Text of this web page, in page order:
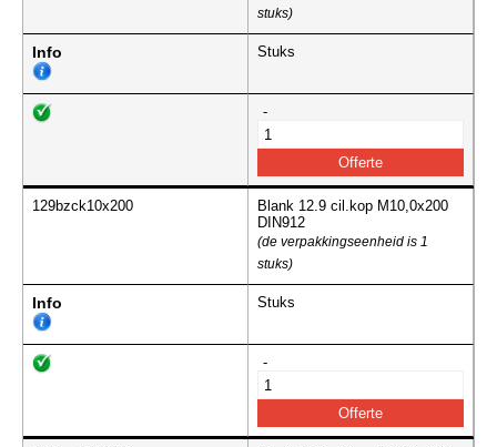
stuks)
Info Stuks
-
129bzck10x200
Blank 12.9 cil.kop M10,0x200
DIN912
(de verpakkingseenheid is 1
stuks)
Info Stuks
-